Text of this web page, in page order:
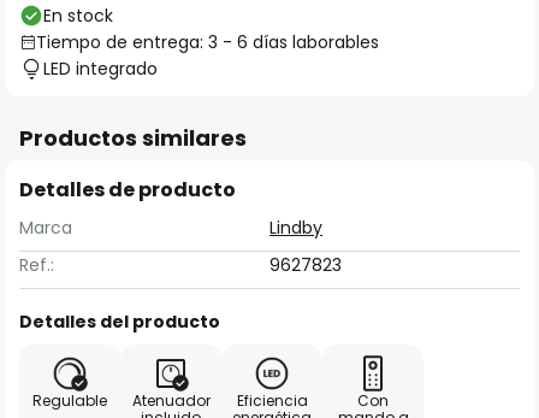
En stock
Tiempo de entrega: 3 - 6 días laborables
LED integrado
Productos similares
Detalles de producto
Marca
Lindby
Ref.:
9627823
Detalles del producto
Regulable
Atenuador
Eficiencia
Con